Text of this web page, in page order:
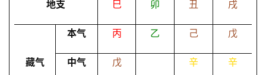
地支 巳 卯 丑 戌
本气 丙 乙 己 戊
藏气 中气 戊 辛 辛